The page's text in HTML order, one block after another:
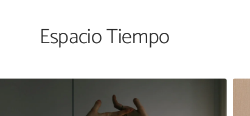
Espacio Tiempo